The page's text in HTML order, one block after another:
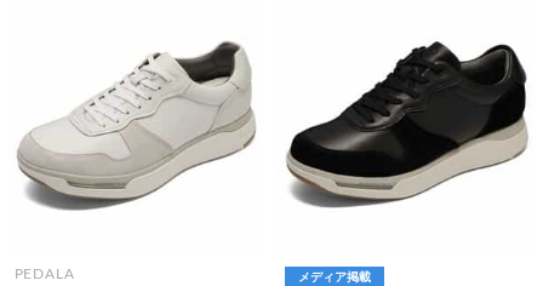
PEDALA
メディア掲載